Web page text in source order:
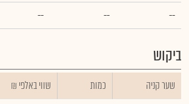
--
--
--
ביקוש
שער קניה כמות ₪ שווי באלפי